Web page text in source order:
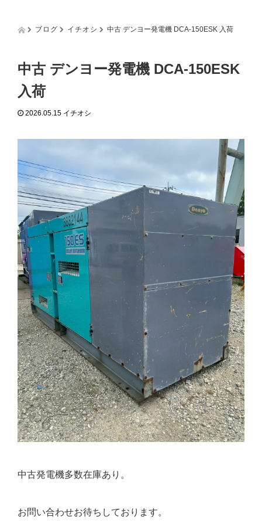
n
ブログ イチオシ 中古 デンヨー発電機 DCA-150ESK 入荷
中古 デンヨー発電機 DCA-150ESK
入荷
2026.05.15 イチオシ
中古発電機多数在庫あり。
お問い合わせお待ちしております。